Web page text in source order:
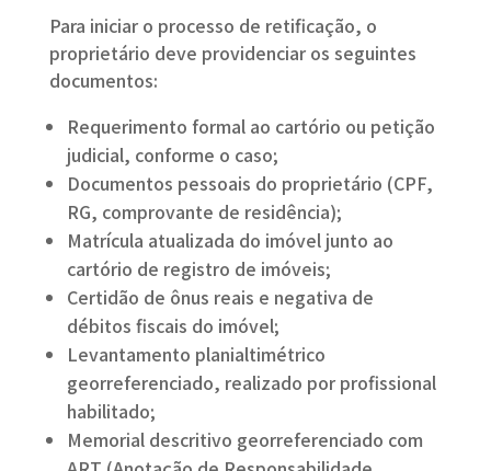
Para iniciar o processo de retificação, o
proprietário deve providenciar os seguintes
documentos:
Requerimento formal ao cartório ou petição
judicial, conforme o caso;
Documentos pessoais do proprietário (CPF,
RG, comprovante de residência);
Matrícula atualizada do imóvel junto ao
cartório de registro de imóveis;
Certidão de ônus reais e negativa de
débitos fiscais do imóvel;
Levantamento planialtimétrico
georreferenciado, realizado por profissional
habilitado;
Memorial descritivo georreferenciado com